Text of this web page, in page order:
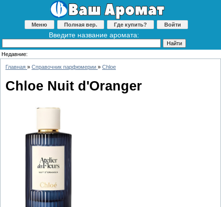
Меню Полная вер. Где купить? Войти
Введите название аромата:
Недавние:
Главная » Справочник парфюмерии » Chloe
Chloe Nuit d'Oranger